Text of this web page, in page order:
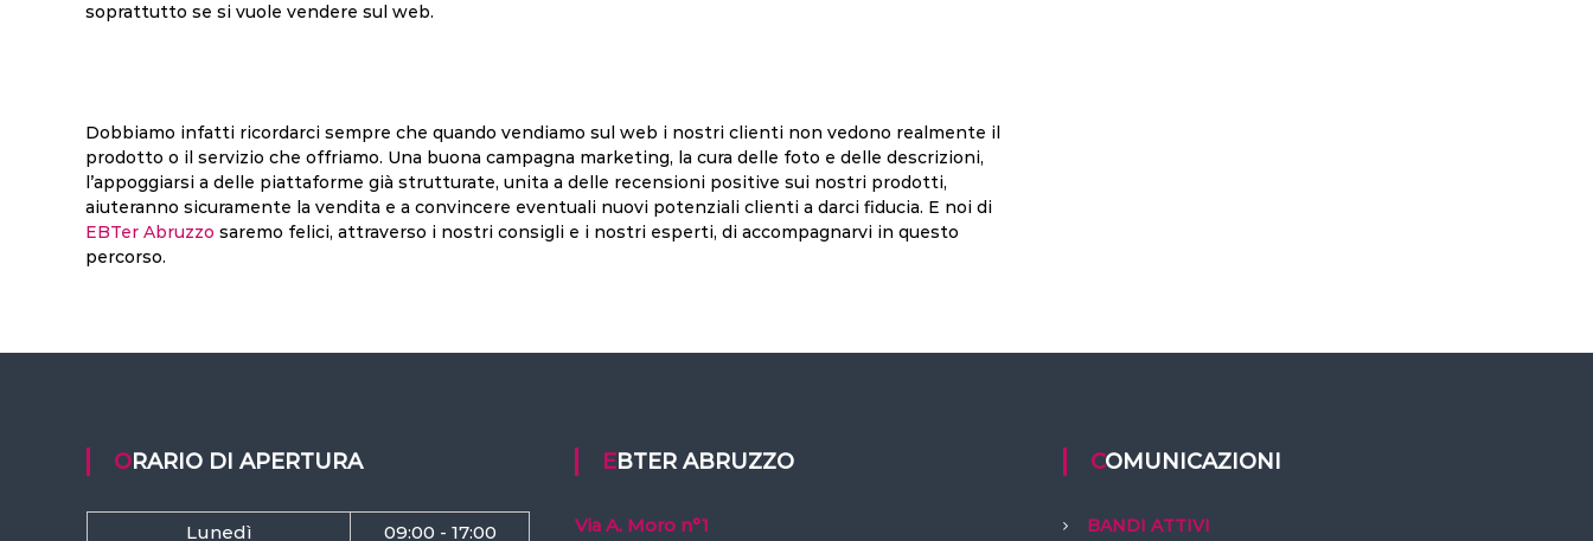
soprattutto se si vuole vendere sul web.
Dobbiamo infatti ricordarci sempre che quando vendiamo sul web i nostri clienti non vedono realmente il
prodotto o il servizio che offriamo. Una buona campagna marketing, la cura delle foto e delle descrizioni,
l’appoggiarsi a delle piattaforme già strutturate, unita a delle recensioni positive sui nostri prodotti,
aiuteranno sicuramente la vendita e a convincere eventuali nuovi potenziali clienti a darci fiducia. E noi di
EBTer Abruzzo saremo felici, attraverso i nostri consigli e i nostri esperti, di accompagnarvi in questo
percorso.
ORARIO DI APERTURA
Lunedì 09:00 - 17:00
EBTER ABRUZZO
Via A. Moro n°1
COMUNICAZIONI
BANDI ATTIVI